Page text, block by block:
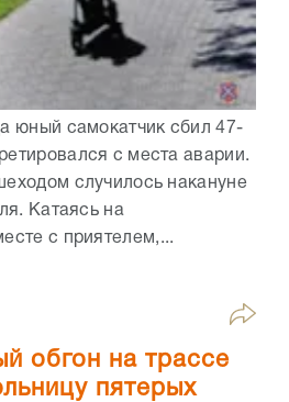
юный самокатчик сбил 47-
с места аварии.
случилось накануне
Катаясь на
с приятелем,...
обгон на трассе
пятерых